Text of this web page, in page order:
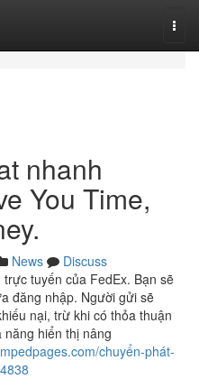
nhanh
You Time,
News
Discuss
tuyến của FedEx. Bạn sẽ
đăng nhập. Người gửi sẽ
nại, trừ khi có thỏa thuận
năng hiển thị nâng
chuyển-phát-